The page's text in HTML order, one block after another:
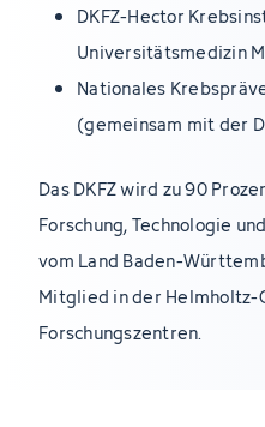
DKFZ-Hector
Universitätsmedizin
Nationales
(gemeinsam mit der
Das DKFZ wird zu 90
Forschung, Technologie
vom Land Baden-
Mitglied in der
Forschungszentren.